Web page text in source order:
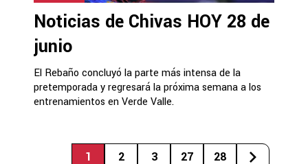
Noticias de Chivas HOY 28 de
junio
El Rebaño concluyó la parte más intensa de la
pretemporada y regresará la próxima semana a los
entrenamientos en Verde Valle.
1 2 3 27 28